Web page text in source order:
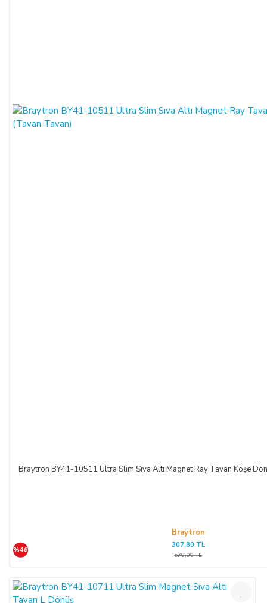
Braytron BY41-10511 Ultra Slim Sıva Altı Magnet Ray Tavan Köşe
Braytron
%46
307,80 TL
570,00 TL